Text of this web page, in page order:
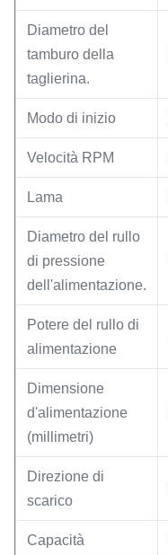
Diametro del
tamburo della
taglierina.
Modo di inizio
Velocità RPM
Lama
Diametro del rullo
di pressione
dell'alimentazione.
Potere del rullo di
alimentazione
Dimensione
d'alimentazione
(millimetri)
Direzione di
scarico
Capacità